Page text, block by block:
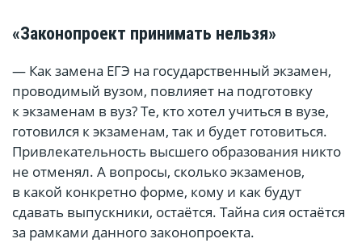
«Законопроект принимать нельзя»
— Как замена ЕГЭ на государственный экзамен,
проводимый вузом, повлияет на подготовку
к экзаменам в вуз? Те, кто хотел учиться в вузе,
готовился к экзаменам, так и будет готовиться.
Привлекательность высшего образования никто
не отменял. А вопросы, сколько экзаменов,
в какой конкретно форме, кому и как будут
сдавать выпускники, остаётся. Тайна сия остаётся
за рамками данного законопроекта.